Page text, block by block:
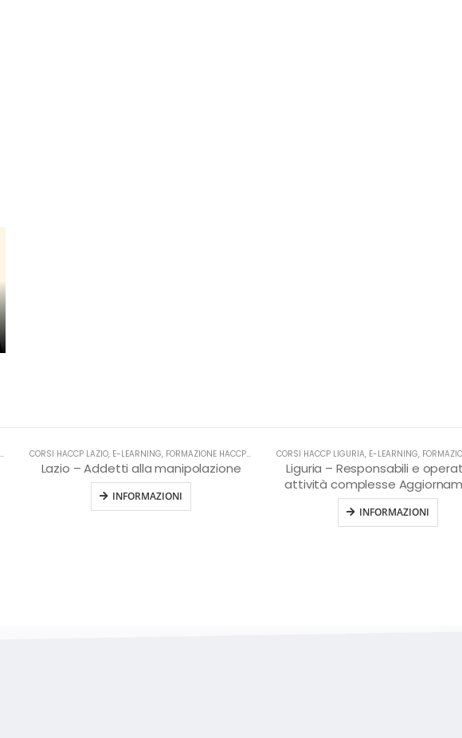
, HACCP
CORSI HACCP LAZIO, E-LEARNING, FORMAZIONE HACCP IN LINGUA ITALIANA , HACCP
Lazio – Addetti alla manipolazione
INFORMAZIONI
CORSI HACCP LIGURIA, E-LEARNING, FORMAZIONE HACCP
Liguria – Responsabili e
attività complesse
INFORMAZIONI